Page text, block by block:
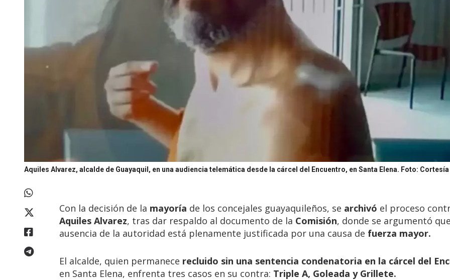
Aquiles Alvarez, alcalde de Guayaquil, en una audiencia telemática desde la cárcel del Encuentro, en Santa Elena. Foto: Cortesía
Con la decisión de la mayoría de los concejales guayaquileños, se archivó el proceso
Aquiles Alvarez, tras dar respaldo al documento de la Comisión, donde se argumentó
ausencia de la autoridad está plenamente justificada por una causa de fuerza mayor.
El alcalde, quien permanece recluido sin una sentencia condenatoria en la cárcel del
en Santa Elena, enfrenta tres casos en su contra: Triple A, Goleada y Grillete.